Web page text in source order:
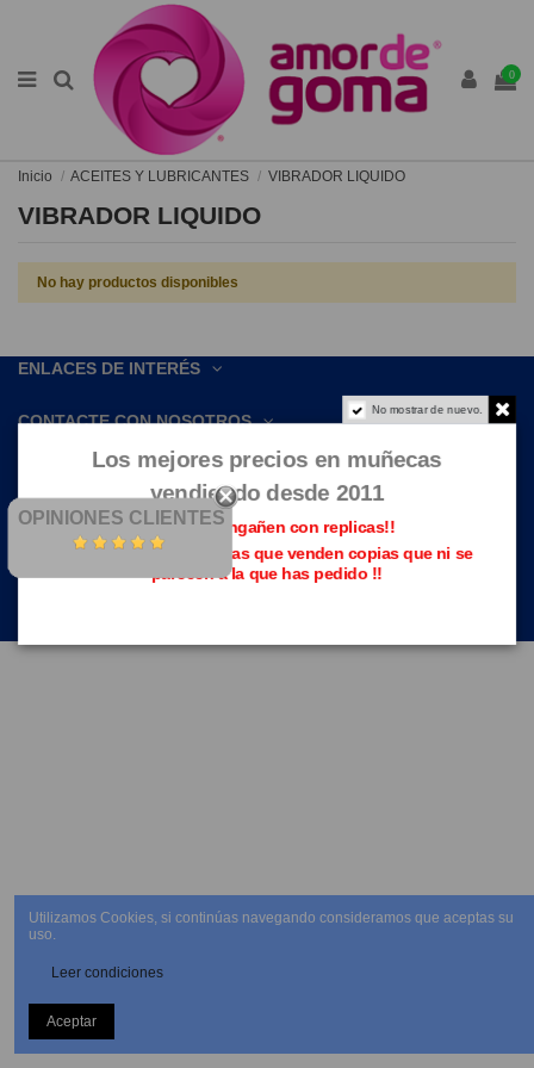
0
Inicio ACEITES Y LUBRICANTES VIBRADOR LIQUIDO
VIBRADOR LIQUIDO
No hay productos disponibles
ENLACES DE INTERÉS
CONTACTE CON NOSOTROS
OPINIONES CLIENTES
No mostrar de nuevo.
Los mejores precios en muñecas
vendiendo desde 2011
Que no te engañen con replicas!!
Evita las páginas piratas que venden copias que ni se
parecen a la que has pedido !!
Utilizamos Cookies, si continúas navegando consideramos que aceptas su
uso.
Leer condiciones
Aceptar